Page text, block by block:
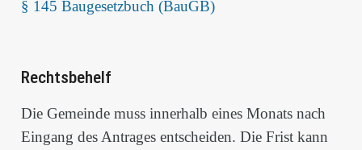
§ 145 Baugesetzbuch (BauGB)
Rechtsbehelf
Die Gemeinde muss innerhalb eines Monats nach
Eingang des Antrages entscheiden. Die Frist kann